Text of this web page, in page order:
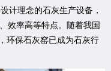
计理念的石灰生产设备，
效率高等特点。随着我国
环保石灰窑已成为石灰行